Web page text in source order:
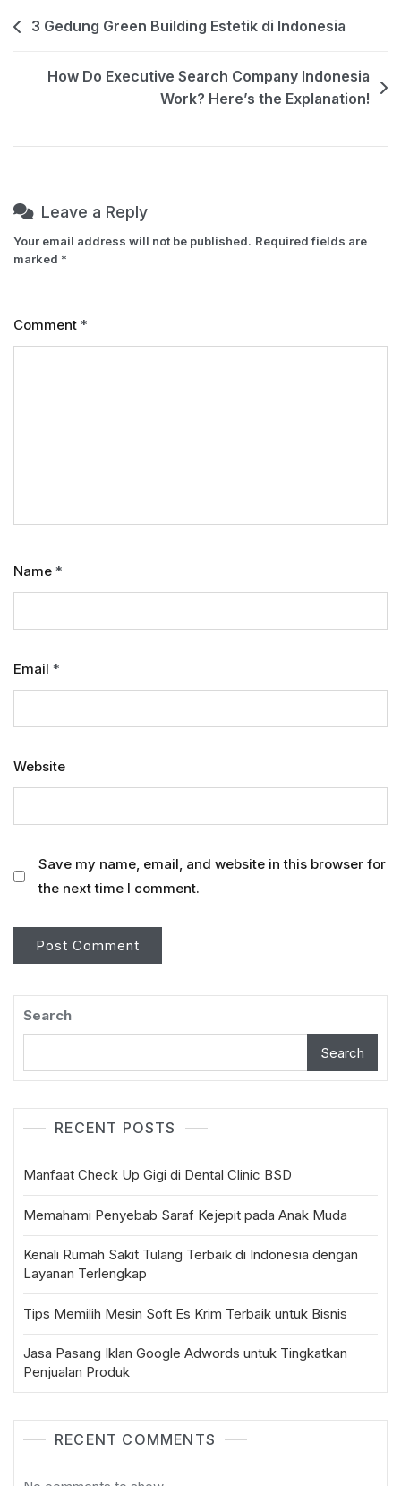
Post3 Gedung Green Building Estetik di Indonesia
How Do Executive Search Company Indonesia
Work? Here’s the Explanation!
Leave a Reply
Your email address will not be published. Required fields are
marked *
Comment *
Name *
Email *
Website
Save my name, email, and website in this browser for
the next time I comment.
Search
Search
RECENT POSTS
Manfaat Check Up Gigi di Dental Clinic BSD
Memahami Penyebab Saraf Kejepit pada Anak Muda
Kenali Rumah Sakit Tulang Terbaik di Indonesia dengan
Layanan Terlengkap
Tips Memilih Mesin Soft Es Krim Terbaik untuk Bisnis
Jasa Pasang Iklan Google Adwords untuk Tingkatkan
Penjualan Produk
RECENT COMMENTS